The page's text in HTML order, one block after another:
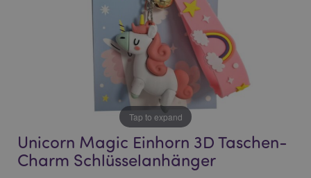
Tap to expand
Unicorn Magic Einhorn 3D Taschen-
Charm Schlüsselanhänger